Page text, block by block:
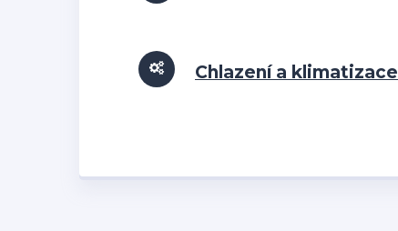
Chlazení a klimatizace